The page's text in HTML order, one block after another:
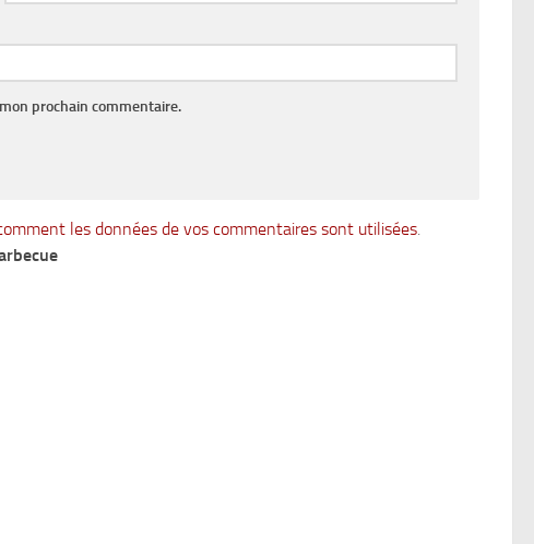
prochain commentaire.
les données de vos commentaires sont utilisées